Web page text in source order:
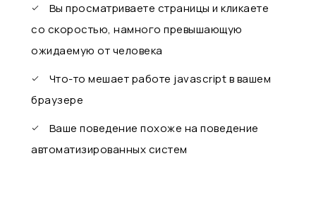
Вы просматриваете страницы и кликаете
со скоростью, намного превышающую
ожидаемую от человека
Что-то мешает работе javascript в вашем
браузере
Ваше поведение похоже на поведение
автоматизированных систем